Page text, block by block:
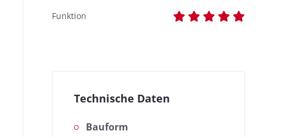
Funktion
Technische Daten
Bauform